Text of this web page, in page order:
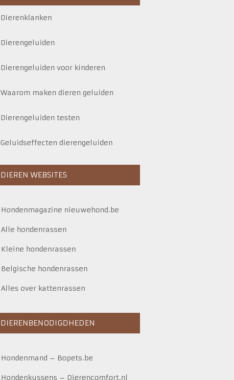
Dierenklanken
Dierengeluiden
Dierengeluiden voor kinderen
Waarom maken dieren geluiden
Dierengeluiden testen
Geluidseffecten dierengeluiden
DIEREN WEBSITES
Hondenmagazine nieuwehond.be
Alle hondenrassen
Kleine hondenrassen
Belgische hondenrassen
Alles over kattenrassen
DIERENBENODIGDHEDEN
Hondenmand – Bopets.be
Hondenkussens – Dierencomfort.nl